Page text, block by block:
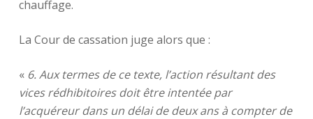
chauffage.
La Cour de cassation juge alors que :
« 6. Aux termes de ce texte, l’action résultant des
vices rédhibitoires doit être intentée par
l’acquéreur dans un délai de deux ans à compter de